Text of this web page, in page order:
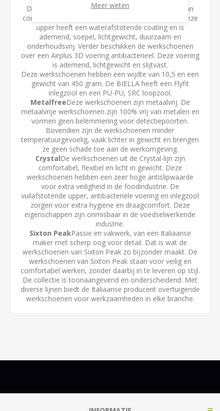
Deze werkschoenen hebben een veiligheidsneus van
composiet en een upper gemaakt van microfiber. Deze
upper heeft een waterafstotende coating en is
ademend, soepel, lichtgewicht, duurzaam en
onderhoudsvrij. Verder beschikken de werkschoenen
over een Airplus 3D voering antibacterieel. Deze voering
is ademend, lichtgewicht en slijtvast.
Deze werkschoenen hebben een wijdte van 10,5 en een
gewicht van 450 gram. De BIELLA heeft een Flyfit
inlegzool en een PU-PU, SRC loopzool.
MetalfreeDeze werkschoenen zijn metaalvrij. De
metaalvrije werkschoenen zijn 100% vrij van metalen en
vormen geen belemmering voor detectiepoorten.
Bovendien zijn de werkschoenen minder
temperatuurgevoelig, vaak lichter in gewicht en brengen
ze geen schade toe aan de werkomgeving.
CrystalDe werkschoenen uit de Crystal-lijn zijn
comfortabel, flexibel en licht in gewicht. Deze
werkschoenen hebben een zeer hoge antislipwaarde
voor extra veiligheid in de foodindustrie. De
vuilafstotende upper, antibacteriële voering en inlegzool
zorgen voor extra hygiëne en draagcomfort. Deze
eigenschappen zijn onmisbaar in de voedselwerkende
industrie.
Sixton PeakPassie en vakwerk, van een Italiaanse
maker met scherp oog voor detail. Dat is wat de
werkschoenen van Sixton Peak zo bijzonder maakt. De
werkschoenen van Sixton Peak staan voor veilig en
comfortabel werken, zonder daarbij in te leveren op stijl.
De collectie is toonaangevend en onderscheidend. Met
diverse lijnen biedt de Italiaanse producent overtuigende
werkschoenen voor werkzaamheden in elke branche.
Meer weten